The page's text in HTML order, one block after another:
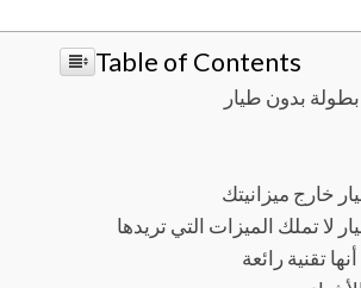
Table of Contents